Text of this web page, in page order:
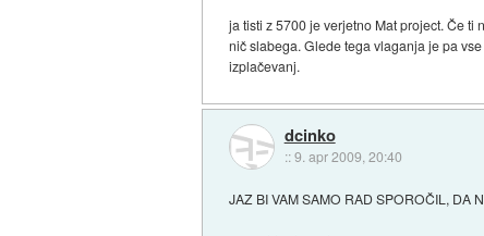
ja tisti z 5700 je verjetno Mat project. Če
nič slabega. Glede tega vlaganja je pa
izplačevanj.
dcinko
::9. apr 2009, 20:40
JAZ BI VAM SAMO RAD SPOROČIL, DA